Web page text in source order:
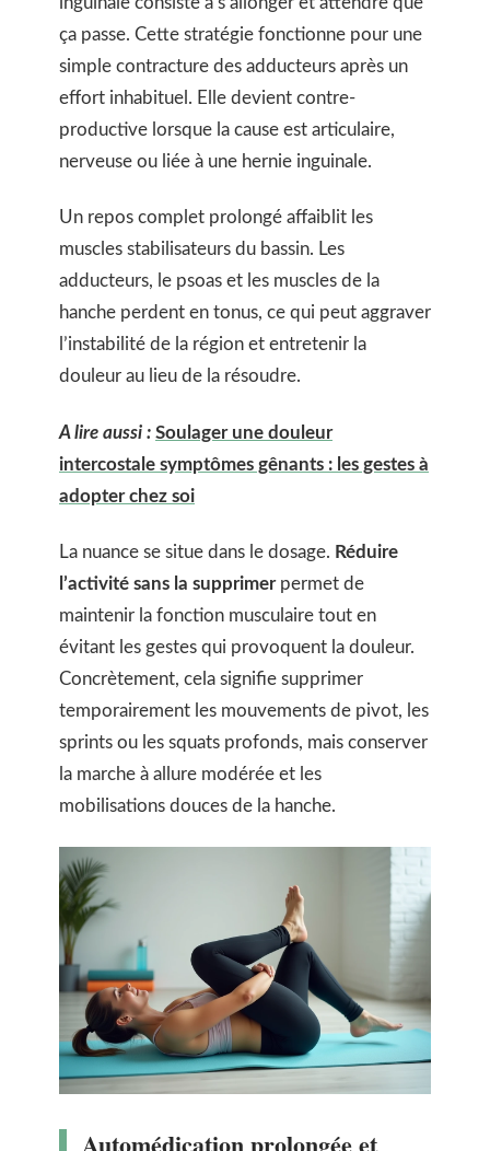
ça passe. Cette stratégie fonctionne pour une
simple contracture des adducteurs après un
effort inhabituel. Elle devient contre-
productive lorsque la cause est articulaire,
nerveuse ou liée à une hernie inguinale.
Un repos complet prolongé affaiblit les
muscles stabilisateurs du bassin. Les
adducteurs, le psoas et les muscles de la
hanche perdent en tonus, ce qui peut aggraver
l’instabilité de la région et entretenir la
douleur au lieu de la résoudre.
A lire aussi : Soulager une douleur
intercostale symptômes gênants : les gestes à
adopter chez soi
La nuance se situe dans le dosage. Réduire
l’activité sans la supprimerpermet de
maintenir la fonction musculaire tout en
évitant les gestes qui provoquent la douleur.
Concrètement, cela signifie supprimer
temporairement les mouvements de pivot, les
sprints ou les squats profonds, mais conserver
la marche à allure modérée et les
mobilisations douces de la hanche.